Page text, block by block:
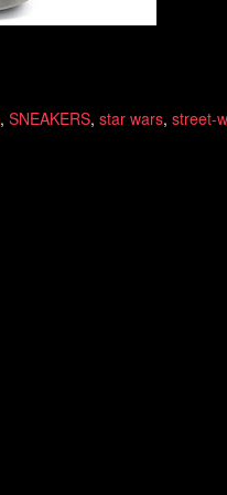
, SNEAKERS, star wars, street-